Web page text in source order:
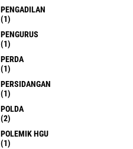
PENGADILAN
(1)
PENGURUS
(1)
PERDA
(1)
PERSIDANGAN
(1)
POLDA
(2)
POLEMIK HGU
(1)